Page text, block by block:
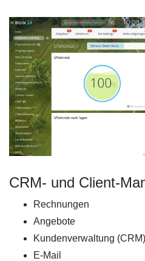
CRM- und Client-
Rechnungen
Angebote
Kundenverwaltung (CRM)
E-Mail